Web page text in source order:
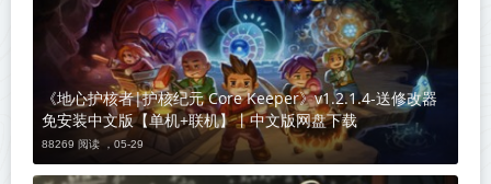
《地心护核者|护核纪元 Core Keeper》v1.2.1.4-送修改器
免安装中文版【单机+联机】丨中文版网盘下载
88269 阅读 ，05-29